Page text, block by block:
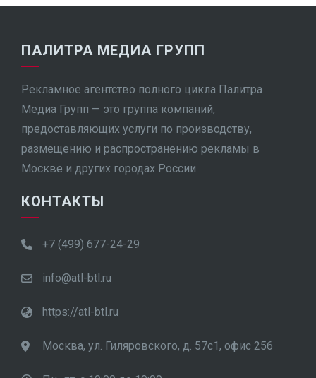
ПАЛИТРА МЕДИА ГРУПП
Рекламное агентство полного цикла Палитра
Медиа Групп — это группа компаний,
предоставляющих услуги по производству,
размещению и распространению рекламы в
Москве и других городах России.
КОНТАКТЫ
+7 (499) 677-24-29
info@atl-btl.ru
https://atl-btl.ru
Москва, ул. Гиляровского, д. 57с1, офис 256